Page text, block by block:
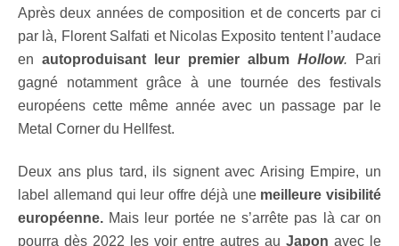
Après deux années de composition et de concerts par ci
par là, Florent Salfati et Nicolas Exposito tentent l’audace
en autoproduisant leur premier album Hollow. Pari
gagné notamment grâce à une tournée des festivals
européens cette même année avec un passage par le
Metal Corner du Hellfest.
Deux ans plus tard, ils signent avec Arising Empire, un
label allemand qui leur offre déjà une meilleure visibilité
européenne. Mais leur portée ne s’arrête pas là car on
pourra dès 2022 les voir entre autres au Japon avec le